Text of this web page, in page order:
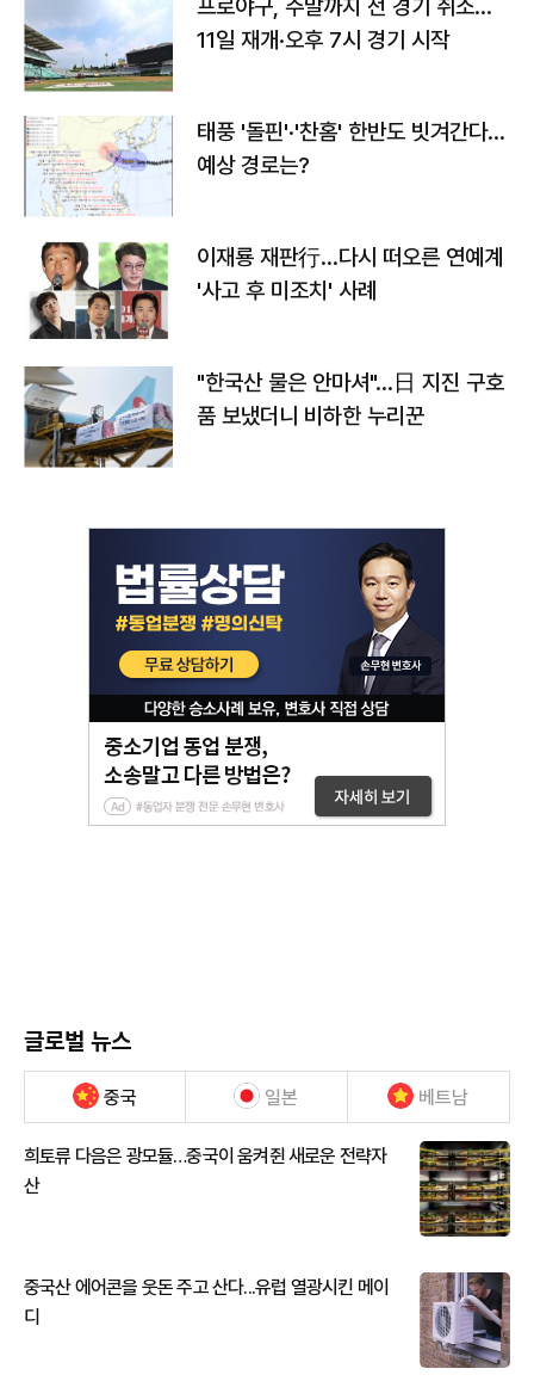
프로야구, 주말까지 전 경기 취소…
11일 재개·오후 7시 경기 시작
태풍 '돌핀'·'찬홈' 한반도 빗겨간다…
예상 경로는?
이재룡 재판行…다시 떠오른 연예계
'사고 후 미조치' 사례
"한국산 물은 안마셔"…日 지진 구호
품 보냈더니 비하한 누리꾼
글로벌 뉴스
중국 일본 베트남
희토류 다음은 광모듈…중국이 움켜쥔 새로운 전략자
산
중국산 에어콘을 웃돈 주고 산다...유럽 열광시킨 메이
디